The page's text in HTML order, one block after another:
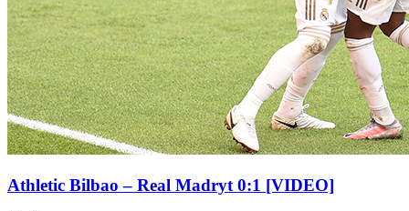
Athletic Bilbao – Real Madryt 0:1 [VIDEO]